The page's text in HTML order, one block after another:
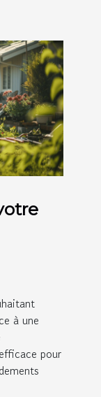
à une
pour